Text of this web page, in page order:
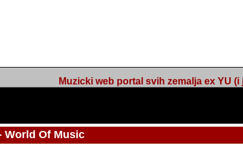
Muzicki web portal svih zemalja ex YU (i
World Of Music